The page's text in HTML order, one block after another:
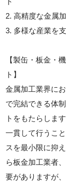
2. 高精度な金属
3. 多様な産業を
【製缶・板金・
ト】
金属加工業界に
で完結できる体
トをもたらしま
一貫して行うこ
スを最小限に抑
ら板金加工業者
要がありますが